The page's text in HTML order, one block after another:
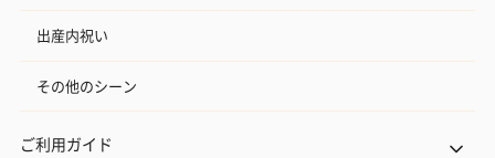
出産内祝い
その他のシーン
ご利用ガイド